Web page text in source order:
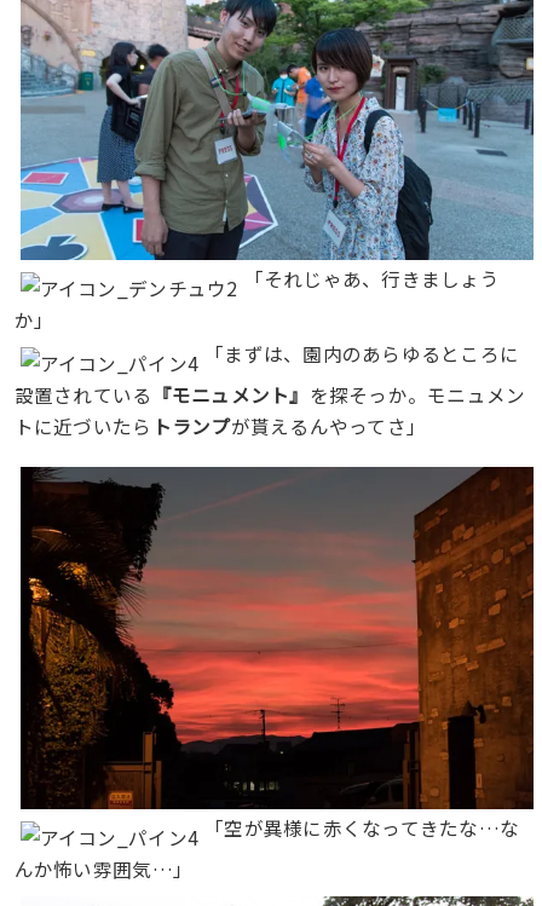
「それじゃあ、行きましょう
か」
「まずは、園内のあらゆるところに
設置されている 『モニュメント』 を探そっか。モニュメン
トに近づいたら トランプが貰えるんやってさ」
「空が異様に赤くなってきたな…な
んか怖い雰囲気…」